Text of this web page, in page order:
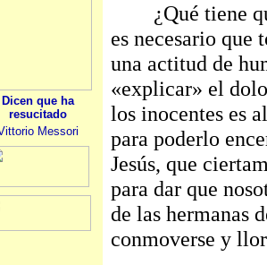
Dicen que ha
resucitado
Messori
¿Qué tiene
es necesario que
una actitud de
«explicar» el
los inocentes es
para poderlo
Jesús, que
para dar que
de las hermanas
conmoverse y